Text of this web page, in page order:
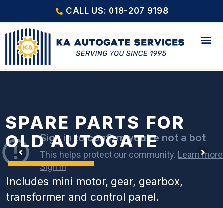
CALL US: 018-207 9198
SPARE PARTS FOR
OLD AUTOGATE
Includes mini motor, gear, gearbox,
transformer and control panel.